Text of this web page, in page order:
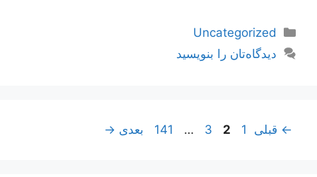
دسته‌ها
Uncategorized
دیدگاه‌تان را بنویسید
ناوبری
← قبلی برگه
1 برگه
2 برگه
3
… برگه
141 بعدی →